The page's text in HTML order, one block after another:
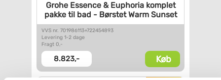
Grohe Essence & Euphoriakomplet
pakke til bad -Børstet Warm Sunset
VVS nr. 701986113+722454893
Levering 1-2 dage
Fragt 0,-
8.823,- Køb